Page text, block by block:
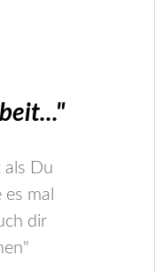
..."
als Du
mal
dir